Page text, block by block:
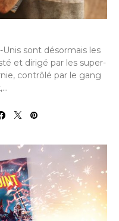
sont désormais les
et dirigé par les super-
contrôlé par le gang